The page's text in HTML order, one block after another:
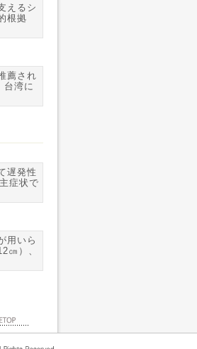
えるシ
根拠
薦され
台湾に
遅発性
症状で
用いら
㎝）、